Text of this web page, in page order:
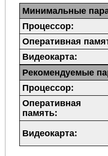
Минимальные
Процессор:
Оперативная
Видеокарта:
Рекомендуемые
Процессор:
Оперативная
память:
Видеокарта: